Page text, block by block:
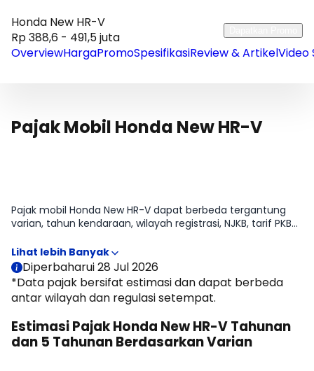
Honda New HR-V
Rp 388,6 - 491,5 juta
OverviewHargaPromoSpesifikasiReview & ArtikelVideo
Pajak Mobil Honda New HR-V
Pajak mobil Honda New HR-V dapat berbeda tergantung
varian, tahun kendaraan, wilayah registrasi, NJKB, tarif PKB
halaman ini, Moladin menyajikan estimasi pajak tahunan
dan pajak 5 tahunan Honda New HR-V untuk membantu
memperkirakan biaya kepemilikan sebelum membeli
mobil.
Diperbaharui 28 Jul 2026
*Data pajak bersifat estimasi dan dapat berbeda
antar wilayah dan regulasi setempat.
Estimasi Pajak Honda New HR-V Tahunan
dan 5 Tahunan Berdasarkan Varian